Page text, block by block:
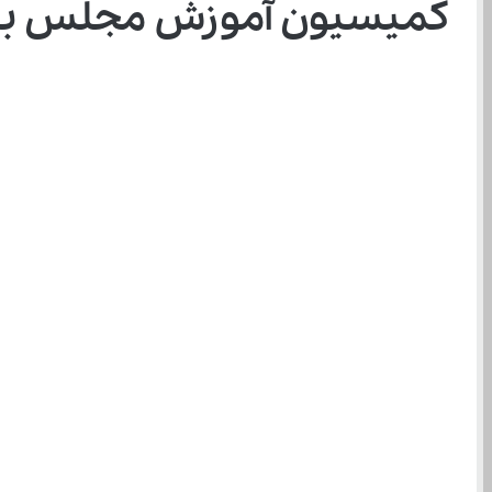
کمیسیون آموزش مجلس به‌ دنبال اصلاح تأثیر پایه یازدهم در کنکور به نفع